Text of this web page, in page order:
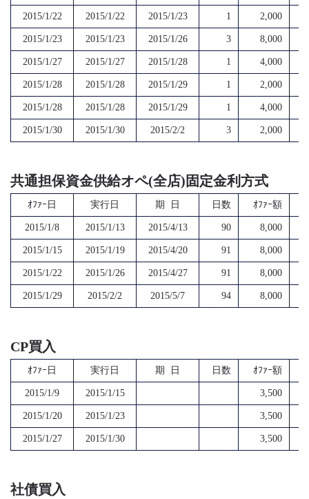
2015/1/22 2015/1/22 2015/1/23 1 2,000
2015/1/23 2015/1/23 2015/1/26 3 8,000
2015/1/27 2015/1/27 2015/1/28 1 4,000
2015/1/28 2015/1/28 2015/1/29 1 2,000
2015/1/28 2015/1/28 2015/1/29 1 4,000
2015/1/30 2015/1/30 2015/2/2 3 2,000
共通担保資金供給オペ(全店)固定金利方式
ｵﾌｧｰ日 実行日 期 日 日数 ｵﾌｧｰ額
2015/1/8 2015/1/13 2015/4/13 90 8,000
2015/1/15 2015/1/19 2015/4/20 91 8,000
2015/1/22 2015/1/26 2015/4/27 91 8,000
2015/1/29 2015/2/2 2015/5/7 94 8,000
CP買入
ｵﾌｧｰ日 実行日 期 日 日数 ｵﾌｧｰ額
2015/1/9 2015/1/15 3,500
2015/1/20 2015/1/23 3,500
2015/1/27 2015/1/30 3,500
社債買入